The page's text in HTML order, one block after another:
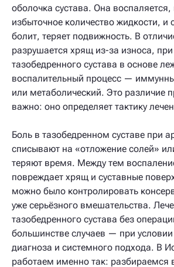
оболочка сустава. Она
избыточное количество жидкости, и
болит, теряет подвижность. В
разрушается хрящ из-за износа, при
тазобедренного сустава в основе
воспалительный процесс —
или метаболический. Это различие
важно: оно определяет тактику
Боль в тазобедренном суставе при
списывают на «отложение солей»
теряют время. Между тем
повреждает хрящ и суставные
можно было контролировать
уже серьёзного вмешательства.
тазобедренного сустава без
большинстве случаев — при условии
диагноза и системного подхода. В
работаем именно так: разбираемся